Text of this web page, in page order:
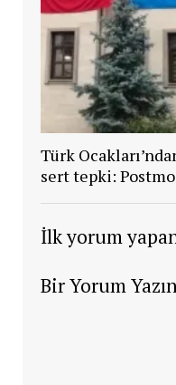
Türk
sert tepki:
İlk yorum
Bir Yorum